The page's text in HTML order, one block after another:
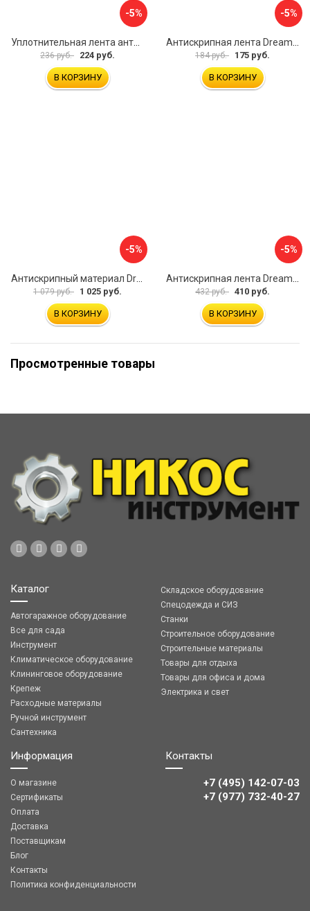
-5%
Уплотнительная лента антискрип для шумоизоляции автомобиля JUMBO acoustics D01501R1
236 руб. 224 руб.
В КОРЗИНУ
-5%
Антискрипная лента Dreamcar Clout 4x80 см
184 руб. 175 руб.
В КОРЗИНУ
-5%
1 079 руб. 1 025 руб.
В КОРЗИНУ
-5%
432 руб. 410 руб.
В КОРЗИНУ
Просмотренные товары
Каталог
Автогаражное оборудование
Все для сада
Инструмент
Климатическое оборудование
Клининговое оборудование
Крепеж
Расходные материалы
Ручной инструмент
Сантехника
Складское оборудование
Спецодежда и СИЗ
Станки
Строительное оборудование
Строительные материалы
Товары для отдыха
Товары для офиса и дома
Электрика и свет
Информация
О магазине
Сертификаты
Оплата
Доставка
Поставщикам
Блог
Контакты
Политика конфиденциальности
Контакты
+7 (495) 142-07-03
‎‎+7 (977) 732-40-27